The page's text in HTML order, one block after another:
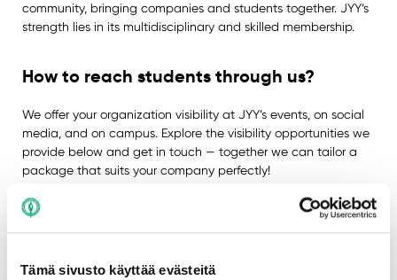
Tämä sivusto käyttää evästeitä
community, bringing companies and students together. JYY’s
strength lies in its multidisciplinary and skilled membership.
How to reach students through us?
We offer your organization visibility at JYY’s events, on social
media, and on campus. Explore the visibility opportunities we
provide below and get in touch — together we can tailor a
package that suits your company perfectly!
Events